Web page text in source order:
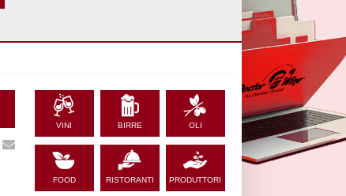
VINI BIRRE OLI
FOOD RISTORANTI PRODUTTORI